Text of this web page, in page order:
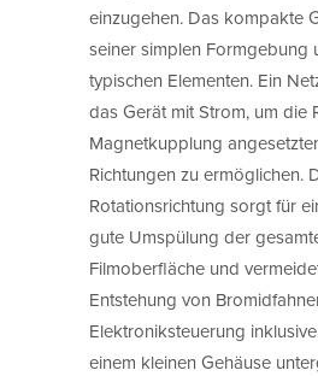
einzugehen. Das kompakte
seiner simplen Formgebung
typischen Elementen. Ein
das Gerät mit Strom, um die
Magnetkupplung
Richtungen zu ermöglichen.
Rotationsrichtung sorgt für
gute Umspülung der
Filmoberfläche und
Entstehung von
Elektroniksteuerung
einem kleinen Gehäuse